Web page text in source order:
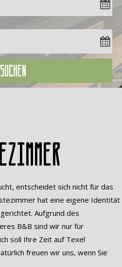
SUCHEN
entscheidet sich nicht für das
hat eine eigene Identität
Aufgrund des
B&B sind wir nur für
soll Ihre Zeit auf Texel
freuen wir uns, wenn Sie